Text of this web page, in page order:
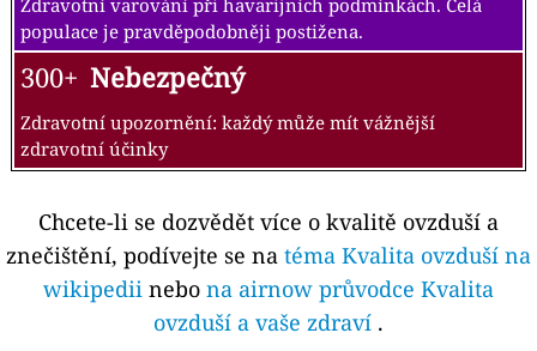
Zdravotní varování při havarijních podmínkách. Celá
populace je pravděpodobněji postižena.
300+ Nebezpečný
Zdravotní upozornění: každý může mít vážnější
zdravotní účinky
Chcete-li se dozvědět více o kvalitě ovzduší a
znečištění, podívejte se na téma Kvalita ovzduší na
wikipedii nebo na airnow průvodce Kvalita
ovzduší a vaše zdraví .